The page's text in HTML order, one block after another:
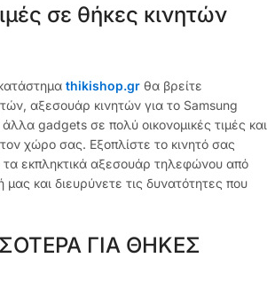
σε θήκες κινητών
thikishop.gr θα βρείτε
αξεσουάρ κινητών για το Samsung
gadgets σε πολύ οικονομικές τιμές και
χώρο σας. Εξοπλίστε το κινητό σας
εκπληκτικά αξεσουάρ τηλεφώνου από
και διευρύνετε τις δυνατότητες που
ΓΙΑ ΘΗΚΕΣ